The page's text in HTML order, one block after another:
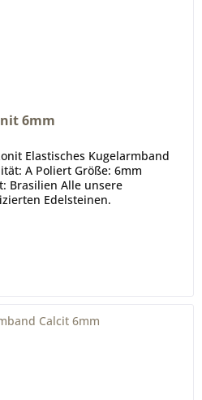
6mm
Elastisches Kugelarmband
A Poliert Größe: 6mm
Brasilien Alle unsere
Edelsteinen.